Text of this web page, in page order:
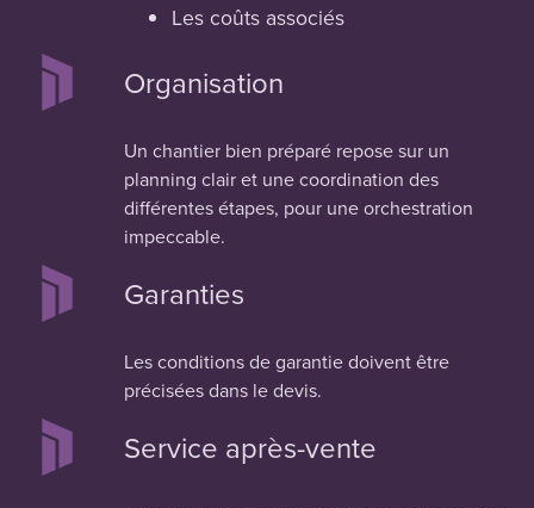
Les coûts associés
Organisation
Un chantier bien préparé repose sur un
planning clair et une coordination des
différentes étapes, pour une orchestration
impeccable.
Garanties
Les conditions de garantie doivent être
précisées dans le devis.
Service après-vente